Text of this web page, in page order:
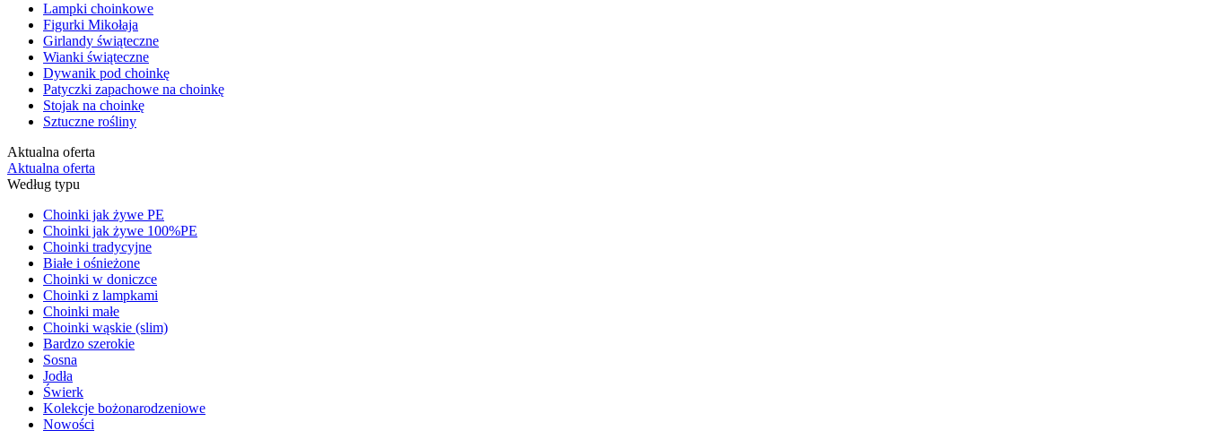
Lampki choinkowe
Figurki Mikołaja
Girlandy świąteczne
Wianki świąteczne
Dywanik pod choinkę
Patyczki zapachowe na choinkę
Stojak na choinkę
Sztuczne rośliny
Aktualna oferta
Aktualna oferta
Według typu
Choinki jak żywe PE
Choinki jak żywe 100%PE
Choinki tradycyjne
Białe i ośnieżone
Choinki w doniczce
Choinki z lampkami
Choinki małe
Choinki wąskie (slim)
Bardzo szerokie
Sosna
Jodła
Świerk
Kolekcje bożonarodzeniowe
Nowości